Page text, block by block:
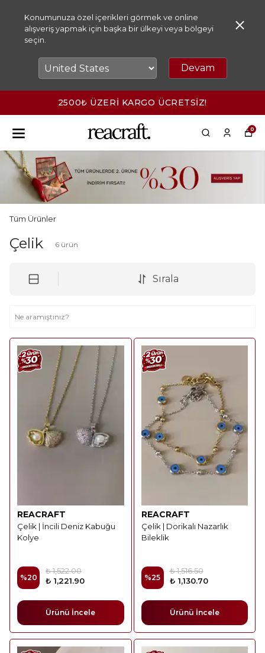
Konumunuza özel içerikleri görmek ve online
alışveriş yapmak için başka bir ülkeyi veya bölgeyi
seçin.
Devam
2500₺ ÜZERİ KARGO ÜCRETSİZ!
0
Tüm Ürünler
Çelik 6 ürün
Sırala
REACRAFT
Çelik | İncili Deniz Kabuğu
Kolye
%20
₺ 1,522.00
₺ 1,221.90
Ürünü İncele
REACRAFT
Çelik | Dorikalı Nazarlık
Bileklik
%25
₺ 1,516.50
₺ 1,130.70
Ürünü İncele